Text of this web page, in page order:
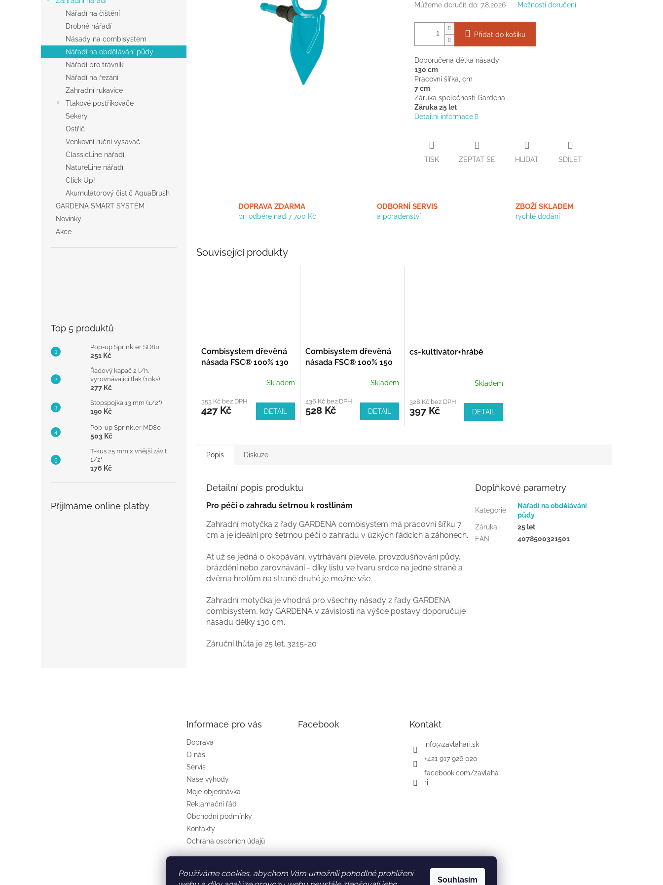
Používáme cookies, abychom Vám umožnili pohodlné prohlížení
Souhlasím
l
Nářadí na čištění
Drobné nářadí
Násady na combisystem
Nářadí na obdělávání půdy
Nářadí pro trávník
Nářadí na řezání
Zahradní rukavice
Tlakové postřikovače
Sekery
Ostřič
Venkovní ruční vysavač
ClassicLine nářadí
NatureLine nářadí
Click Up!
Akumulátorový čistič AquaBrush
GARDENA SMART SYSTÉM
Novinky
Akce
Top 5 produktů
Pop-up Sprinkler SD80
251 Kč
Řadový kapač 2 l/h,
vyrovnávající tlak (10ks)
277 Kč
Stopspojka 13 mm (1/2")
190 Kč
Pop-up Sprinkler MD80
503 Kč
T-kus 25 mm x vnější závit
1/2"
176 Kč
Přijímáme online platby
Můžeme doručit do: 7.8.2026 Možnosti doručení
Přidat do košíku
Doporučená délka násady
130 cm
Pracovní šířka, cm
7 cm
Záruka společnosti Gardena
Záruka 25 let
Detailní informace
TISK ZEPTAT SE HLÍDAT SDÍLET
DOPRAVA ZDARMA
pri odběre nad 7 700 Kč
ODBORNÍ SERVIS
a poradenství
ZBOŽÍ SKLADEM
rychlé dodání
Související produkty
Combisystem dřevěná
násada FSC® 100% 130
Skladem
353 Kč bez DPH
427 Kč DETAIL
Combisystem dřevěná
násada FSC® 100% 150
Skladem
436 Kč bez DPH
528 Kč DETAIL
cs-kultivátor+hrábě
Skladem
328 Kč bez DPH
397 Kč DETAIL
Popis Diskuze
Detailní popis produktu
Pro péči o zahradu šetrnou k rostlinám
Zahradní motyčka z řady GARDENA combisystem má pracovní šířku 7
cm a je ideální pro šetrnou péči o zahradu v úzkých řádcích a záhonech.
Ať už se jedná o okopávání, vytrhávání plevele, provzdušňování půdy,
brázdění nebo zarovnávání - díky listu ve tvaru srdce na jedné straně a
dvěma hrotům na straně druhé je možné vše.
Zahradní motyčka je vhodná pro všechny násady z řady GARDENA
combisystem, kdy GARDENA v závislosti na výšce postavy doporučuje
násadu délky 130 cm.
Záruční lhůta je 25 let. 3215-20
Doplňkové parametry
Kategorie:
Nářadí na obdělávání
půdy
Záruka:
25 let
EAN: 4078500321501
Informace pro vás
Doprava
O nás
Servis
Naše výhody
Moje objednávka
Reklamační řád
Obchodní podmínky
Kontakty
Ochrana osobních údajů
Facebook Kontakt
info@zavlahari.sk
+421 917 926 020
facebook.com/zavlaha
ri
AT DE